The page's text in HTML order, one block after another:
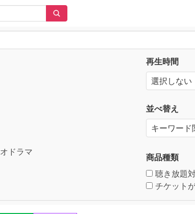
ドラマ
再生時間
並べ替え
商品種類
聴き放題
チケット